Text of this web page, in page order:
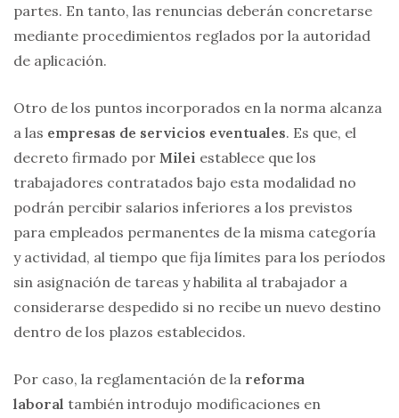
partes. En tanto, las renuncias deberán concretarse
mediante procedimientos reglados por la autoridad
de aplicación.
Otro de los puntos incorporados en la norma alcanza
a las empresas de servicios eventuales. Es que, el
decreto firmado por Milei establece que los
trabajadores contratados bajo esta modalidad no
podrán percibir salarios inferiores a los previstos
para empleados permanentes de la misma categoría
y actividad, al tiempo que fija límites para los períodos
sin asignación de tareas y habilita al trabajador a
considerarse despedido si no recibe un nuevo destino
dentro de los plazos establecidos.
Por caso, la reglamentación de la reforma
laboral también introdujo modificaciones en